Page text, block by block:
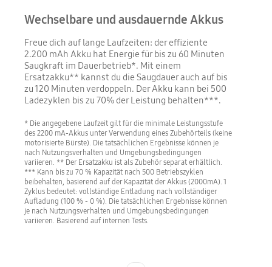
Wechselbare und ausdauernde Akkus
Freue dich auf lange Laufzeiten: der effiziente
2.200 mAh Akku hat Energie für bis zu 60 Minuten
Saugkraft im Dauerbetrieb*. Mit einem
Ersatzakku** kannst du die Saugdauer auch auf bis
zu 120 Minuten verdoppeln. Der Akku kann bei 500
Ladezyklen bis zu 70% der Leistung behalten***.
* Die angegebene Laufzeit gilt für die minimale Leistungsstufe
des 2200 mA-Akkus unter Verwendung eines Zubehörteils (keine
motorisierte Bürste). Die tatsächlichen Ergebnisse können je
nach Nutzungsverhalten und Umgebungsbedingungen
variieren. ** Der Ersatzakku ist als Zubehör separat erhältlich.
*** Kann bis zu 70 % Kapazität nach 500 Betriebszyklen
beibehalten, basierend auf der Kapazität der Akkus (2000mA). 1
Zyklus bedeutet: vollständige Entladung nach vollständiger
Aufladung (100 % - 0 %). Die tatsächlichen Ergebnisse können
je nach Nutzungsverhalten und Umgebungsbedingungen
variieren. Basierend auf internen Tests.